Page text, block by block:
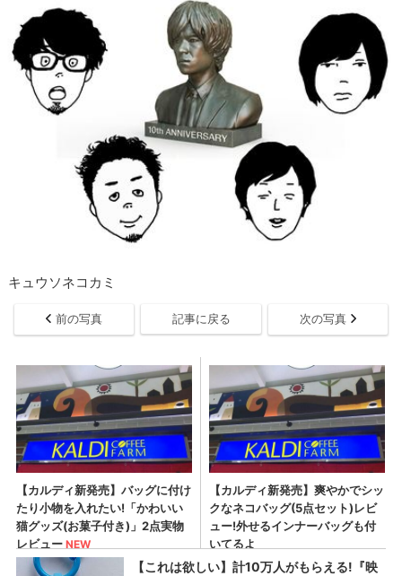
キュウソネコカミ
前の写真 記事に戻る 次の写真